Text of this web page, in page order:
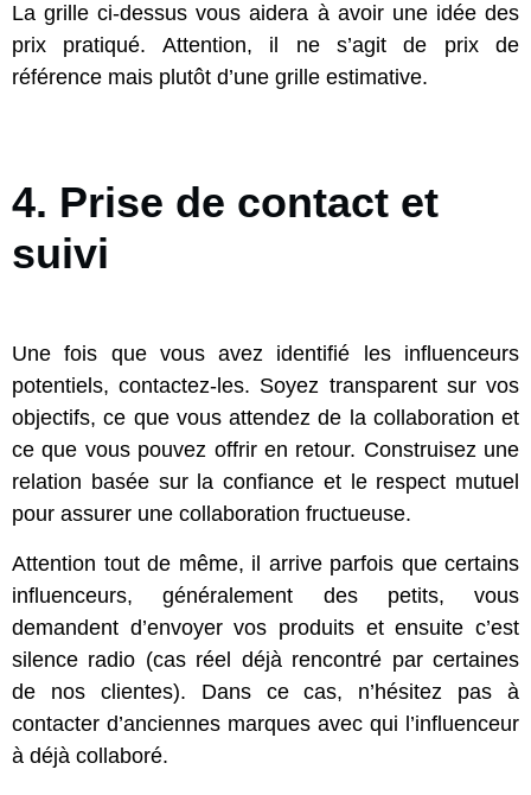
La grille ci-dessus vous aidera à avoir une idée des
prix pratiqué. Attention, il ne s’agit de prix de
référence mais plutôt d’une grille estimative.
4. Prise de contact et
suivi
Une fois que vous avez identifié les influenceurs
potentiels, contactez-les. Soyez transparent sur vos
objectifs, ce que vous attendez de la collaboration et
ce que vous pouvez offrir en retour. Construisez une
relation basée sur la confiance et le respect mutuel
pour assurer une collaboration fructueuse.
Attention tout de même, il arrive parfois que certains
influenceurs, généralement des petits, vous
demandent d’envoyer vos produits et ensuite c’est
silence radio (cas réel déjà rencontré par certaines
de nos clientes). Dans ce cas, n’hésitez pas à
contacter d’anciennes marques avec qui l’influenceur
à déjà collaboré.